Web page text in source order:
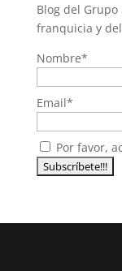
Blog del
franquicia y
Nombre*
Email*
Por favor,